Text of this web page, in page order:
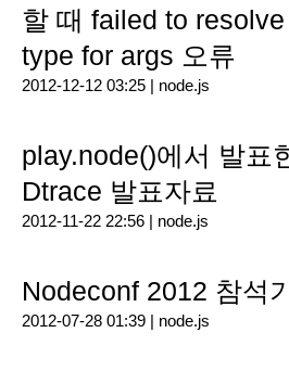
할 때 failed to
type for args 오류
2012-12-12 03:25 | node.js
play.node()에서 발표
Dtrace 발표자료
2012-11-22 22:56 | node.js
Nodeconf 2012 참석
2012-07-28 01:39 | node.js